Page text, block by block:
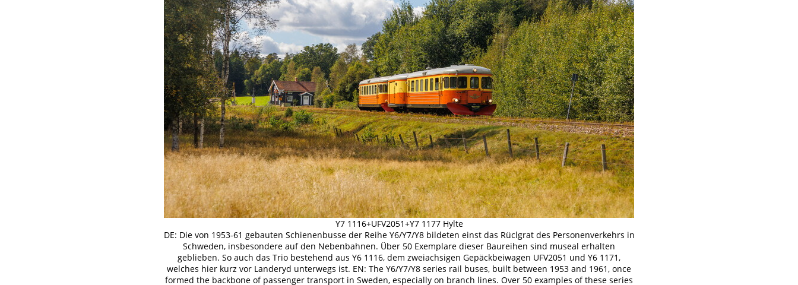
Y7 1116+UFV2051+Y7 1177 Hylte
DE: Die von 1953-61 gebauten Schienenbusse der Reihe Y6/Y7/Y8 bildeten einst das Rüclgrat des Personenverkehrs in
Schweden, insbesondere auf den Nebenbahnen. Über 50 Exemplare dieser Baureihen sind museal erhalten
geblieben. So auch das Trio bestehend aus Y6 1116, dem zweiachsigen Gepäckbeiwagen UFV2051 und Y6 1171,
welches hier kurz vor Landeryd unterwegs ist. EN: The Y6/Y7/Y8 series rail buses, built between 1953 and 1961, once
formed the backbone of passenger transport in Sweden, especially on branch lines. Over 50 examples of these series